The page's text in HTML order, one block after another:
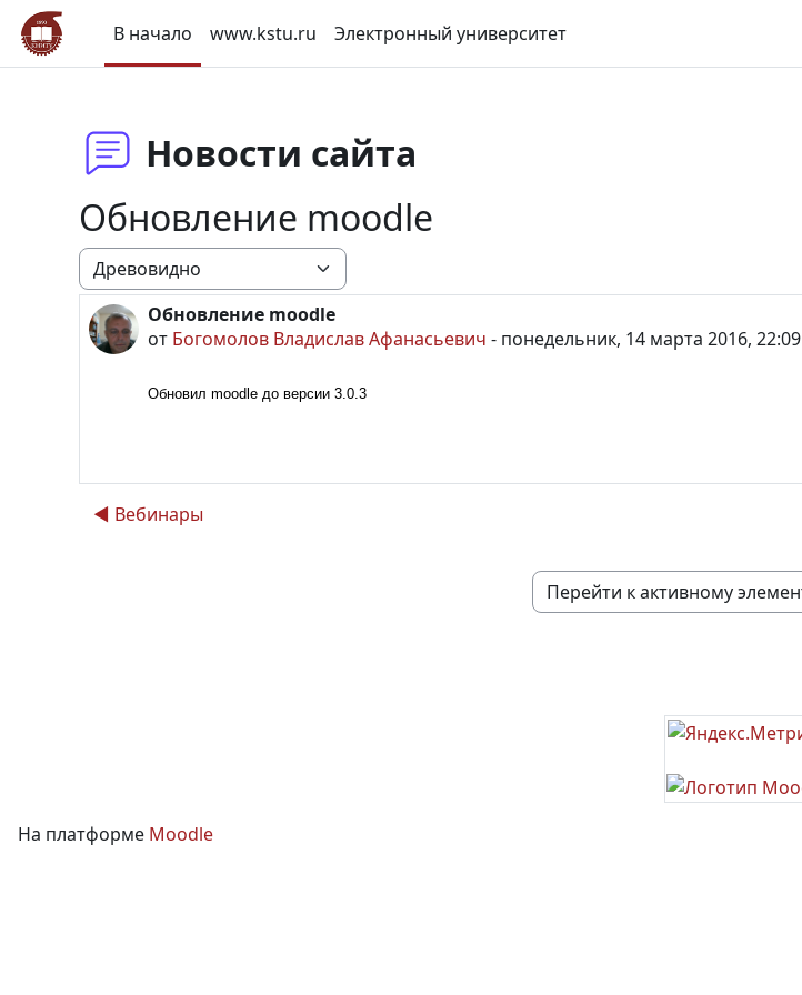
Перейти к основному содержанию
В начало
www.kstu.ru Электронный университет
Новости сайта
Обновление moodle
Режим отображения
Обновление moodle
от Богомолов Владислав Афанасьевич - понедельник, 14 марта 2016, 22:09
Количество ответов: 0
Обновил moodle до версии 3.0.3
◀︎ Вебинары
Перейти к активному элементу
На платформе Moodle